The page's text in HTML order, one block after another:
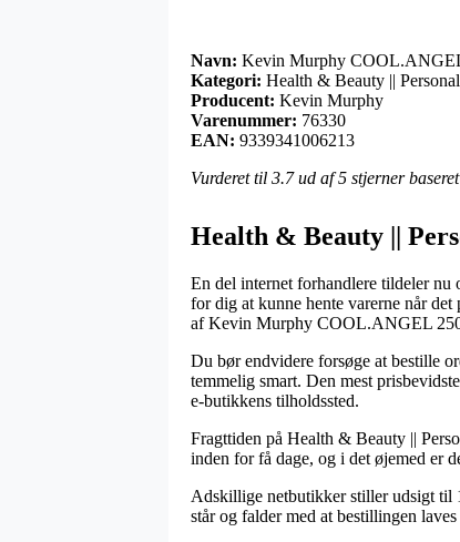
Navn: Kevin Murphy
Kategori: Health & Beauty ||
Producent: Kevin Murphy
Varenummer: 76330
EAN: 9339341006213
Vurderet til 3.7ud af 5 stjerner
Health & Beauty ||
En del internet forhandlere tildeler nu
for dig at kunne hente varerne når
af Kevin Murphy COOL.ANGEL
Du bør endvidere forsøge at bestille
temmelig smart. Den mest
e-butikkens tilholdssted.
Fragttiden på Health & Beauty ||
inden for få dage, og i det øjemed er
Adskillige netbutikker stiller udsigt til
står og falder med at bestillingen